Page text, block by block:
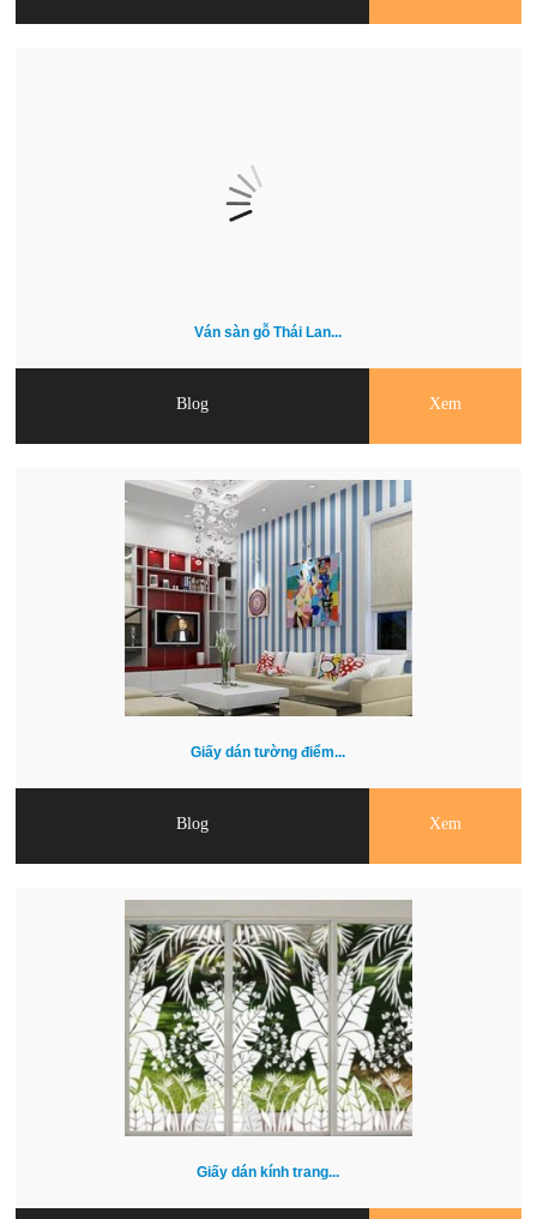
Ván sàn gỗ Thái Lan...
Blog Xem
Giấy dán tường điểm...
Blog Xem
Giấy dán kính trang...